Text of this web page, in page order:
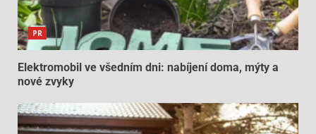
PR
Elektromobil ve všedním dni: nabíjení doma, mýty a
nové zvyky